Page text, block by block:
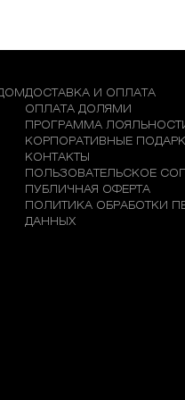
ДОСТАВКА И ОПЛАТА
ОПЛАТА ДОЛЯМИ
ПРОГРАММА
КОРПОРАТИВНЫЕ
КОНТАКТЫ
ПОЛЬЗОВАТЕЛЬСКОЕ
ПУБЛИЧНАЯ ОФЕРТА
ПОЛИТИКА ОБРАБОТКИ
ДАННЫХ